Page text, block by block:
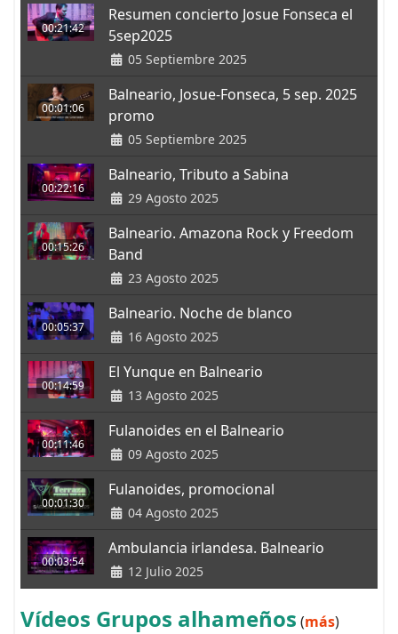
00:21:42
Resumen concierto Josue Fonseca el
5sep2025
05 Septiembre 2025
00:01:06
Balneario, Josue-Fonseca, 5 sep. 2025
promo
05 Septiembre 2025
00:22:16
Balneario, Tributo a Sabina
29 Agosto 2025
00:15:26
Balneario. Amazona Rock y Freedom
Band
23 Agosto 2025
00:05:37
Balneario. Noche de blanco
16 Agosto 2025
00:14:59
El Yunque en Balneario
13 Agosto 2025
00:11:46
Fulanoides en el Balneario
09 Agosto 2025
00:01:30
Fulanoides, promocional
04 Agosto 2025
00:03:54
Ambulancia irlandesa. Balneario
12 Julio 2025
Vídeos Grupos alhameños (más)